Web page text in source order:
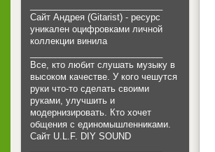
Сайт Андрея (Gitarist) - ресурс
уникален оцифровками личной
коллекции винила
Все, кто любит слушать музыку в
высоком качестве. У кого чешутся
руки что-то сделать своими
руками, улучшить и
модернизировать. Кто хочет
общения с единомышленниками.
Cайт U.L.F. DIY SOUND